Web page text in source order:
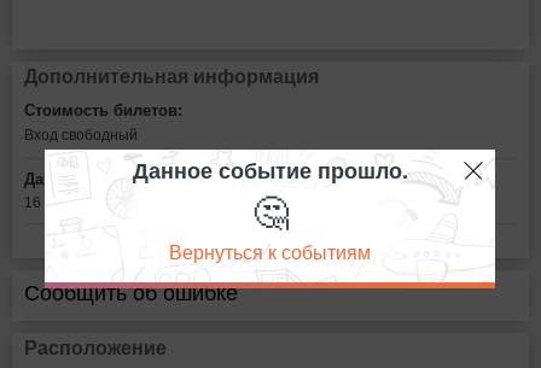
Дополнительная информация
Стоимость билетов:
Вход свободный
Дата:
16 декабря в 21:00
Сообщить об ошибке
Расположение
Данное событие прошло.
🤔
Вернуться к событиям